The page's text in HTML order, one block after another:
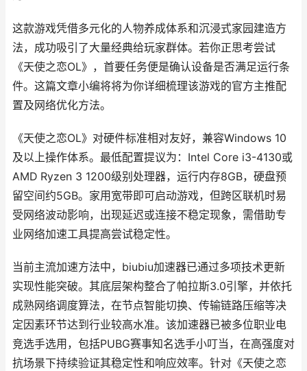
这款游戏凭借多元化的人物养成体系和沉浸式家园建造方
法，成功吸引了大量经典给玩家群体。若你正思考尝试
《天使之恋OL》，首要任务便是确认设备是否满足运行条
件。这篇文章小编将将为你详细梳理该游戏的官方主推配
置及网络优化方法。
《天使之恋OL》对硬件标准相对友好，兼容Windows 10
及以上操作体系。最低配置提议为：Intel Core i3-4130或
AMD Ryzen 3 1200级别处理器，运行内存8GB，硬盘预
留空间约5GB。家用宽带即可启动游戏，但跨区联机时易
受网络波动影响，出现延迟或连接不稳定现象，需借助专
业网络加速工具提高尝试稳定性。
当前主流加速方法中，biubiu加速器已通过多项技术更新
实现性能突破。其底层架构整合了帕拉斯3.0引擎，并依托
成熟网络调度算法，在节点智能切换、传输链路压缩等决
定因素环节达到行业较高水准。该加速器已被多位职业电
竞选手选用，包括PUBG赛事知名选手小叮当，在高强度对
抗场景下持续验证其稳定性和响应效率。针对《天使之恋